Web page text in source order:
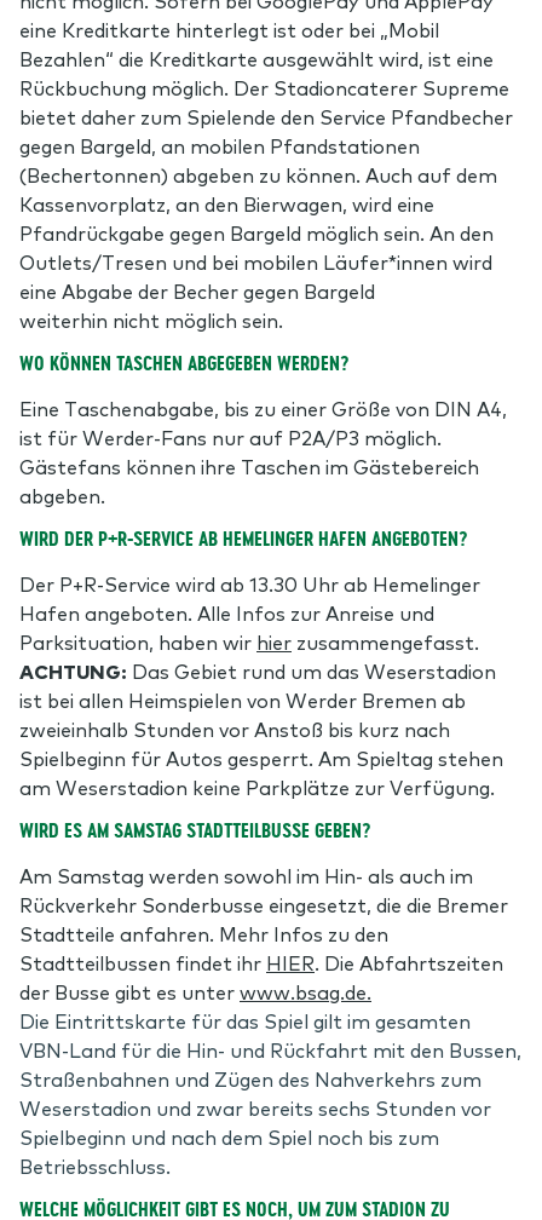
eine Kreditkarte hinterlegt ist oder bei „Mobil
Bezahlen“ die Kreditkarte ausgewählt wird, ist eine
Rückbuchung möglich. Der Stadioncaterer Supreme
bietet daher zum Spielende den Service Pfandbecher
gegen Bargeld, an mobilen Pfandstationen
(Bechertonnen) abgeben zu können. Auch auf dem
Kassenvorplatz, an den Bierwagen, wird eine
Pfandrückgabe gegen Bargeld möglich sein. An den
Outlets/Tresen und bei mobilen Läufer*innen wird
eine Abgabe der Becher gegen Bargeld
weiterhin nicht möglich sein.
WO KÖNNEN TASCHEN ABGEGEBEN WERDEN?
Eine Taschenabgabe, bis zu einer Größe von DIN A4,
ist für Werder-Fans nur auf P2A/P3 möglich.
Gästefans können ihre Taschen im Gästebereich
abgeben.
WIRD DER P+R-SERVICE AB HEMELINGER HAFEN ANGEBOTEN?
Der P+R-Service wird ab 13.30 Uhr ab Hemelinger
Hafen angeboten. Alle Infos zur Anreise und
Parksituation, haben wir hier zusammengefasst.
ACHTUNG: Das Gebiet rund um das Weserstadion
ist bei allen Heimspielen von Werder Bremen ab
zweieinhalb Stunden vor Anstoß bis kurz nach
Spielbeginn für Autos gesperrt. Am Spieltag stehen
am Weserstadion keine Parkplätze zur Verfügung.
WIRD ES AM SAMSTAG STADTTEILBUSSE GEBEN?
Am Samstag werden sowohl im Hin- als auch im
Rückverkehr Sonderbusse eingesetzt, die die Bremer
Stadtteile anfahren. Mehr Infos zu den
Stadtteilbussen findet ihr HIER. Die Abfahrtszeiten
der Busse gibt es unterwww.bsag.de.
Die Eintrittskarte für das Spiel gilt im gesamten
VBN-Land für die Hin- und Rückfahrt mit den Bussen,
Straßenbahnen und Zügen des Nahverkehrs zum
Weserstadion und zwar bereits sechs Stunden vor
Spielbeginn und nach dem Spiel noch bis zum
Betriebsschluss.
WELCHE MÖGLICHKEIT GIBT ES NOCH, UM ZUM STADION ZU